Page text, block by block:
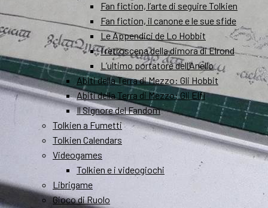
Fan fiction, l’arte di seguire Tolkien
Fan fiction, il canone e le sue sfide
Le Appendici de Lo Hobbit
I retroscena della dimora di Elrond
L’ultimo portatore dell’Anello
Abiti della Terra di Mezzo: Gli Hobbit
Abiti della Terra di Mezzo: Gli Elfi
Il Signore del Fandom
Tolkien a Fumetti
Tolkien Calendars
Videogames
Tolkien e i videogiochi
Librigame
Gioco di Ruolo